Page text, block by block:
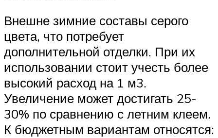
Внешне зимние составы серого
цвета, что потребует
дополнительной отделки. При их
использовании стоит учесть более
высокий расход на 1 м3.
Увеличение может достигать 25-
30% по сравнению с летним клеем.
К бюджетным вариантам относятся: